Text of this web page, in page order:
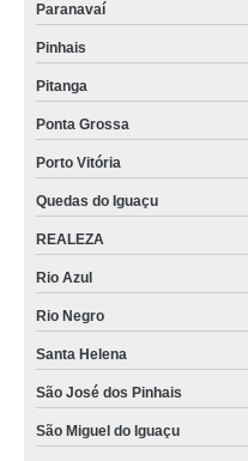
Paranavaí
Pinhais
Pitanga
Ponta Grossa
Porto Vitória
Quedas do Iguaçu
REALEZA
Rio Azul
Rio Negro
Santa Helena
São José dos Pinhais
São Miguel do Iguaçu